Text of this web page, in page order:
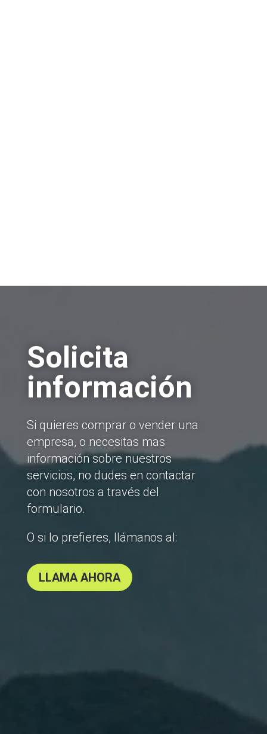
Solicita
información
Si quieres comprar o vender una
empresa, o necesitas mas
información sobre nuestros
servicios, no dudes en contactar
con nosotros a través del
formulario.
O si lo prefieres, llámanos al:
LLAMA AHORA